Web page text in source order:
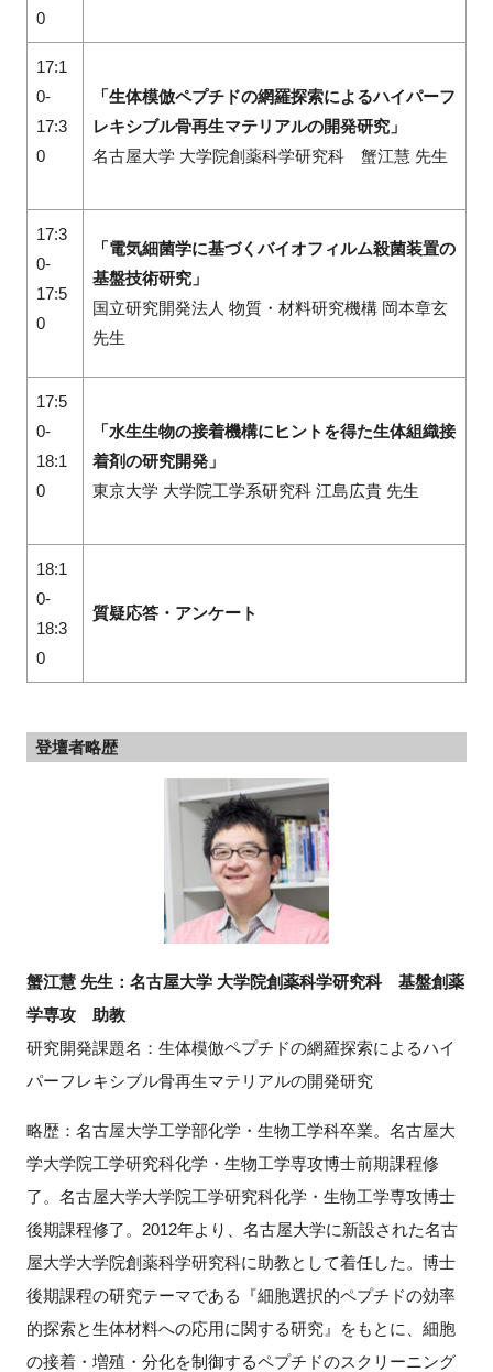
0
17:1
0-
17:3
0
「生体模倣ペプチドの網羅探索によるハイパーフ
レキシブル骨再生マテリアルの開発研究」
名古屋大学 大学院創薬科学研究科 蟹江慧 先生
17:3
0-
17:5
0
「電気細菌学に基づくバイオフィルム殺菌装置の
基盤技術研究」
国立研究開発法人 物質・材料研究機構 岡本章玄
先生
17:5
0-
18:1
0
「水生生物の接着機構にヒントを得た生体組織接
着剤の研究開発」
東京大学 大学院工学系研究科 江島広貴 先生
18:1
0-
18:3
0
質疑応答・アンケート
登壇者略歴
蟹江慧 先生：名古屋大学 大学院創薬科学研究科 基盤創薬
学専攻 助教
研究開発課題名：生体模倣ペプチドの網羅探索によるハイ
パーフレキシブル骨再生マテリアルの開発研究
略歴：名古屋大学工学部化学・生物工学科卒業。名古屋大
学大学院工学研究科化学・生物工学専攻博士前期課程修
了。名古屋大学大学院工学研究科化学・生物工学専攻博士
後期課程修了。2012年より、名古屋大学に新設された名古
屋大学大学院創薬科学研究科に助教として着任した。博士
後期課程の研究テーマである『細胞選択的ペプチドの効率
的探索と生体材料への応用に関する研究』をもとに、細胞
の接着・増殖・分化を制御するペプチドのスクリーニング